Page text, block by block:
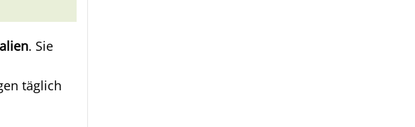
. Sie
täglich